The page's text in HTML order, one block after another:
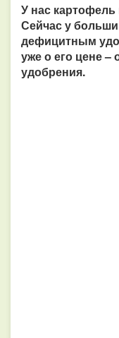
У нас
Сейчас у
дефицитным
уже о его цене –
удобрения.